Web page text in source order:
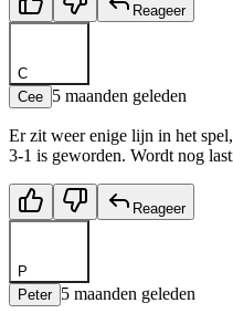
Reageer
C
Cee 5 maanden geleden
Er zit weer enige lijn in het
3-1 is geworden. Wordt nog
Reageer
P
Peter 5 maanden geleden